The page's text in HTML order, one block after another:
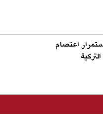
اعتصام